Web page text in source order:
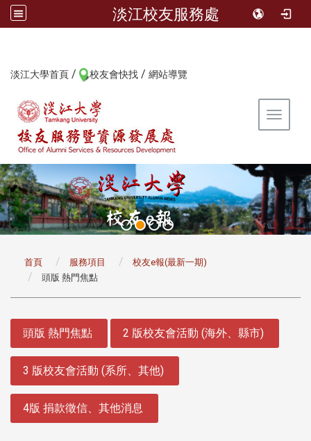
淡江校友服務處
淡江大學首頁 / 校友會快找 / 網站導覽
Toggle
首頁 服務項目
校友e報(最新一期)
頭版 熱門焦點
頭版 熱門焦點 2 版校友會活動 (海外、縣市)
3 版校友會活動 (系所、其他)
4版 捐款徵信、其他消息